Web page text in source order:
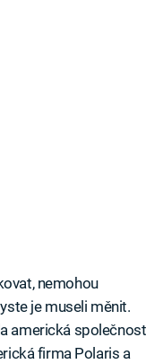
nemohou
je museli měnit.
americká společnost
firma Polaris a